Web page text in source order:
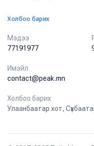
Холбоо барих
Мэдээ
77191977
Имэйл
contact@peak.mn
Холбоо барих
Улаанбаатар хот,